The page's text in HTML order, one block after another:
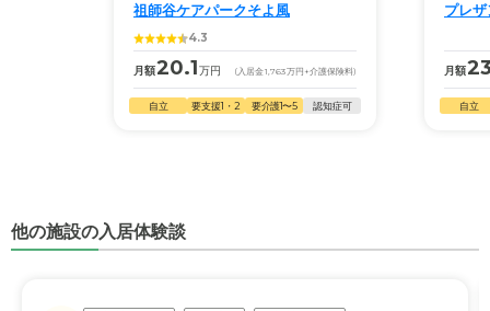
祖師谷ケアパークそよ風
4.3
月額20.1万円 (入居金1,763万円 +介護保険料)
自立 要支援1・2 要介護1〜5 認知症可
プレ
月額
自立
他の施設の入居体験談